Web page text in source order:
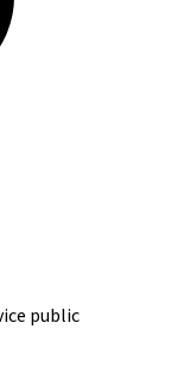
public